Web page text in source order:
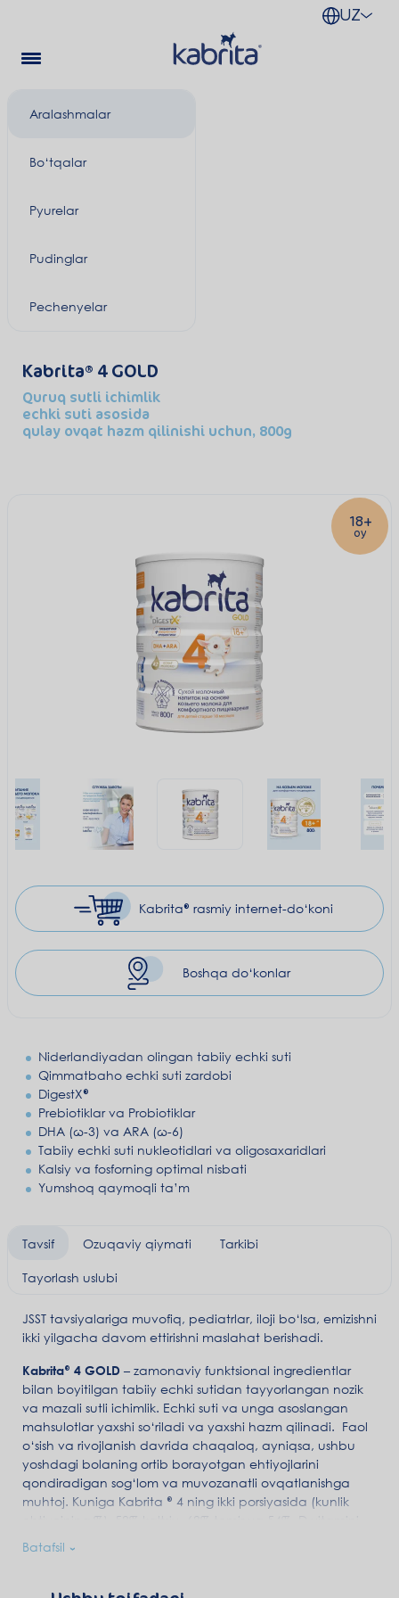
UZ
Aralashmalar
Bo‘tqalar
Pyurelar
Pudinglar
Pechenyelar
Kabrita 4 GOLD
Quruq sutli ichimlik
echki suti asosida
qulay ovqat hazm qilinishi uchun, 800g
18+
oy
Kabrita® rasmiyinternet-do‘koni
Boshqa do‘konlar
Niderlandiyadan olingan tabiiy echki suti
Qimmatbaho echki suti zardobi
DigestX®
Prebiotiklar va Probiotiklar
DHA (ω-3) va ARA (ω-6)
Tabiiy echki suti nukleotidlari va oligosaxaridlari
Kalsiy va fosforning optimal nisbati
Yumshoq qaymoqli ta’m
Tavsif Ozuqaviy qiymati Tarkibi
Tayorlash uslubi
JSST tavsiyalariga muvofiq, pediatrlar, iloji bo‘lsa, emizishni
ikki yilgacha davom ettirishni maslahat berishadi.
Kabrita® 4 GOLD – zamonaviy funktsional ingredientlar
bilan boyitilgan tabiiy echki sutidan tayyorlangan nozik
va mazali sutli ichimlik. Echki suti va unga asoslangan
mahsulotlar yaxshi so‘riladi va yaxshi hazm qilinadi. Faol
o‘sish va rivojlanish davrida chaqaloq, ayniqsa, ushbu
yoshdagi bolaning ortib borayotgan ehtiyojlarini
qondiradigan sog‘lom va muvozanatli ovqatlanishga
muhtoj. Kuniga Kabrita ® 4 ning ikki porsiyasida (kunlik
Batafsil